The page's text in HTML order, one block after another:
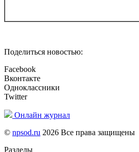
Поделиться новостью:
Facebook
Вконтакте
Одноклассники
Twitter
Онлайн журнал
© npsod.ru 2026 Все права защищены
Разделы